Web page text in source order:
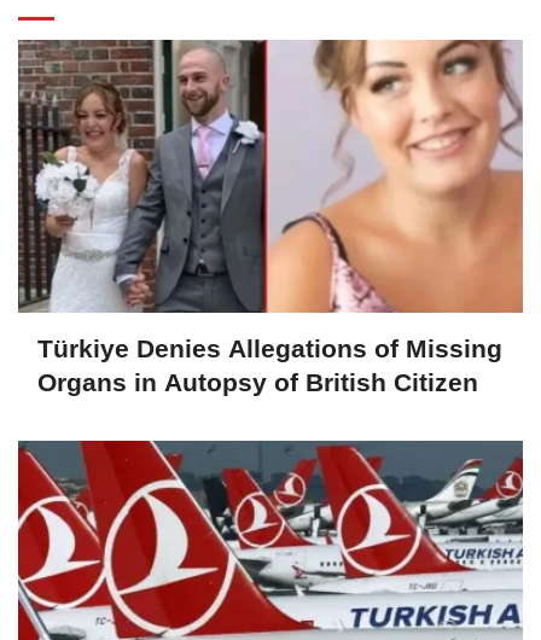
Türkiye Denies Allegations of Missing
Organs in Autopsy of British Citizen